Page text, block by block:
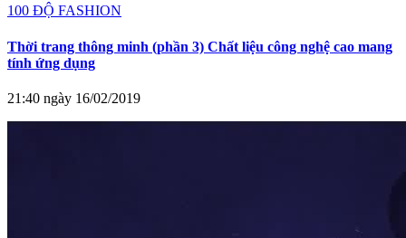
100 ĐỘ FASHION
Thời trang thông minh (phần 3) Chất liệu công nghệ cao mang
tính ứng dụng
21:40 ngày 16/02/2019